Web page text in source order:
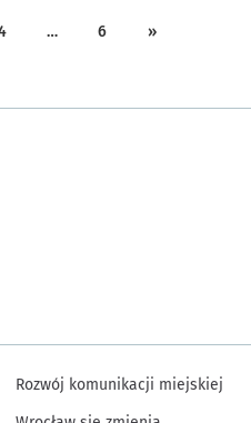
… 6 »
Rozwój komunikacji miejskiej